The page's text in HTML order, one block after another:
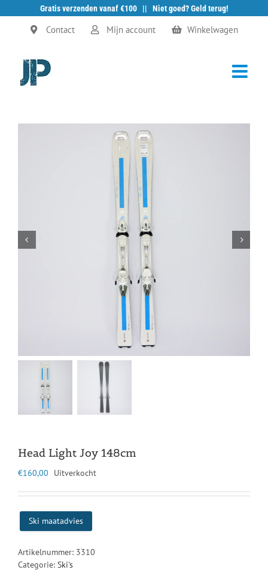
Gratis verzenden vanaf €100 || Niet goed? Geld terug!
Ga
Contact Mijn account Winkelwagen
Head Light Joy 148cm
€160,00 Uitverkocht
Ski maatadvies
Artikelnummer: 3310
Categorie: Ski's